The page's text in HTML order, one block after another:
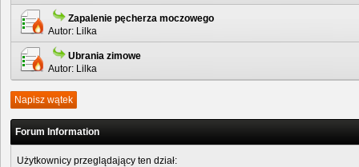
Zapalenie pęcherza moczowego
Autor: Lilka
Ubrania zimowe
Autor: Lilka
Napisz wątek
Forum Information
Użytkownicy przeglądający ten dział: